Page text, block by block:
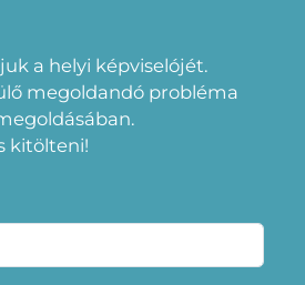
a helyi képviselójét.
megoldandó probléma
kitölteni!